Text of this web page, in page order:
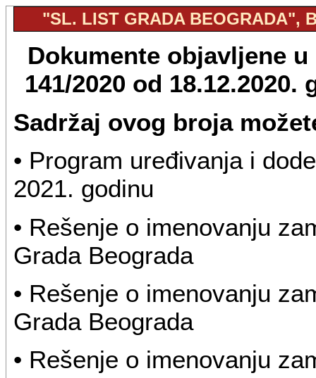
"SL. LIST GRADA BEOGRADA",
Dokumente objavljene
141/2020 od
Sadržaj ovog broja
• Program uređivanja i
2021. godinu
• Rešenje o imenovanju
Grada Beograda
• Rešenje o imenovanju
Grada Beograda
• Rešenje o imenovanju